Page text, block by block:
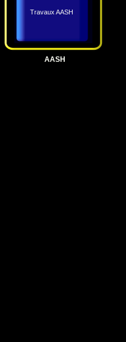
Travaux AASH
AASH